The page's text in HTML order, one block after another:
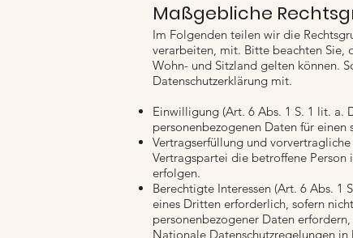
Maßgebliche
Im Folgenden teilen wir die
verarbeiten, mit. Bitte beachten Sie,
Wohn- und Sitzland gelten können.
Datenschutzerklärung mit.
Einwilligung (Art. 6 Abs. 1 S. 1 lit. a.
personenbezogenen Daten für
Vertragserfüllung und
Vertragspartei die betroffene
erfolgen.
Berechtigte Interessen (Art. 6 Abs. 1
eines Dritten erforderlich, sofern
personenbezogener Daten
Nationale Datenschutzregelungen